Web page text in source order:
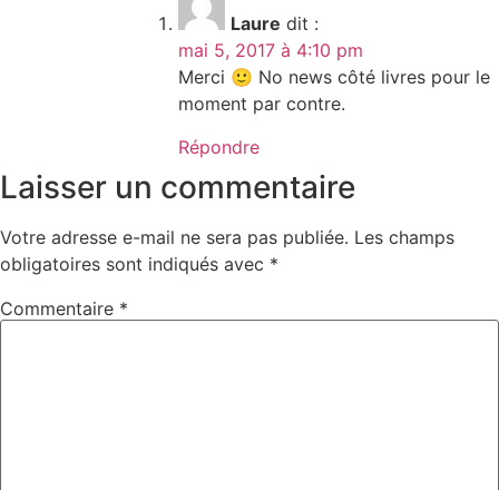
Laure dit :
mai 5, 2017 à 4:10 pm
Merci 🙂 No news côté livres pour le
moment par contre.
Répondre
Laisser un commentaire
Votre adresse e-mail ne sera pas publiée. Les champs
obligatoires sont indiqués avec *
Commentaire *